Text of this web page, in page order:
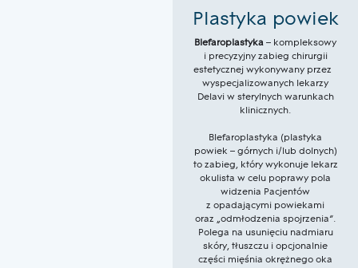
Plastyka powiek
Blefaroplastyka – kompleksowy
i precyzyjny zabieg chirurgii
estetycznej wykonywany przez
wyspecjalizowanych lekarzy
Delavi w sterylnych warunkach
klinicznych.
Blefaroplastyka (plastyka
powiek – górnych i/lub dolnych)
to zabieg, który wykonuje lekarz
okulista w celu poprawy pola
widzenia Pacjentów
z opadającymi powiekami
oraz „odmłodzenia spojrzenia”.
Polega na usunięciu nadmiaru
skóry, tłuszczu i opcjonalnie
części mięśnia okrężnego oka